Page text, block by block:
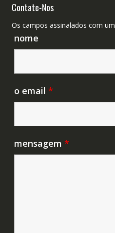
Contate-Nos
Os campos assinalados com um
nome
o email *
mensagem *